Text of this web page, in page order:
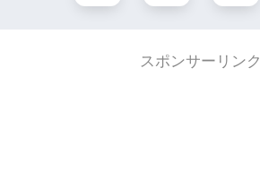
スポンサーリンク